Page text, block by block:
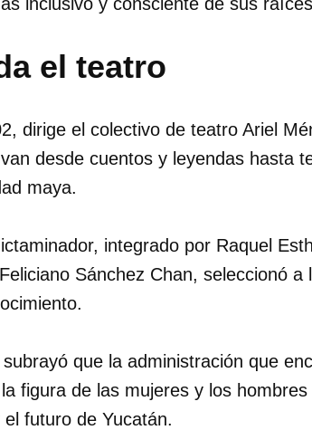
el teatro
dirige el colectivo de teatro Ariel
desde cuentos y leyendas hasta
maya.
integrado por Raquel
Sánchez Chan, seleccionó
que la administración que
figura de las mujeres y los
futuro de Yucatán.